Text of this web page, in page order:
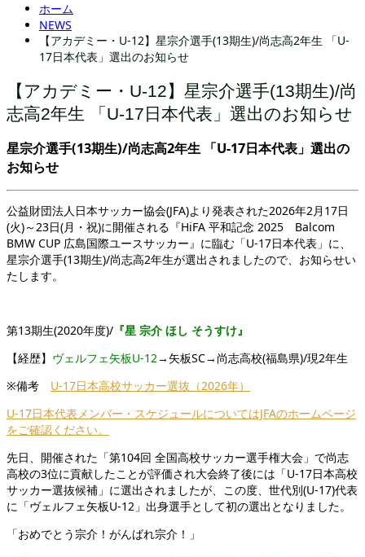
ホーム
NEWS
【アカデミー・U-12】星宗介選手(13期生)/尚志高2年生 「U-
17日本代表」選出のお知らせ
【アカデミー・U-12】星宗介選手(13期生)/尚
志高2年生 「U-17日本代表」選出のお知らせ
星宗介選手(13期生)/尚志高2年生 「U-17日本代表」選出の
お知らせ
公益財団法人日本サッカー協会(JFA)より発表された2026年2月17日
(火)～23日(月・祝)に開催される『HiFA 平和記念 2025 Balcom
BMW CUP 広島国際ユースサッカー』に臨む「U-17日本代表」に、
星宗介選手(13期生)/尚志高2年生が選出されましたので、お知らせい
たします。
第13期生(2020年度)/ 『星 宗介 ほし そうすけ』
【経歴】 ヴェルフェ矢板U-12→矢板SC→尚志高校(福島県)/現2年生
※備考 U-17日本高校サッカー選抜（2026年）
U-17日本代表メンバー・スケジュールについてはJFAのホームページ
をご確認ください。
先日、開催された「第104回 全国高校サッカー選手権大会」で尚志
高校の3位に貢献したことが評価され大会終了後には「U-17日本高校
サッカー選抜候補」に選出されましたが、この度、世代別(U-17)代表
に「ヴェルフェ矢板U-12」出身選手として初の選出となりました。
「おめでとう宗介！がんばれ宗介！」